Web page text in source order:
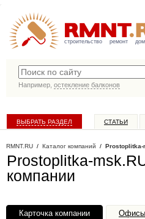
строительство ремонт
Например, остекление балконов
ВЫБРАТЬ РАЗДЕЛ СТАТЬИ
RMNT.RU / Каталог компаний / Prostoplitka-
Prostoplitka-
компании
Карточка компании